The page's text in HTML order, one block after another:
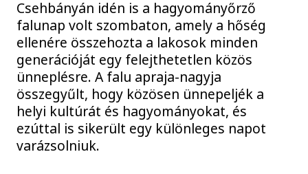
Csehbányán idén is a hagyományőrző
falunap volt szombaton, amely a hőség
ellenére összehozta a lakosok minden
generációját egy felejthetetlen közös
ünneplésre. A falu apraja-nagyja
összegyűlt, hogy közösen ünnepeljék a
helyi kultúrát és hagyományokat, és
ezúttal is sikerült egy különleges napot
varázsolniuk.